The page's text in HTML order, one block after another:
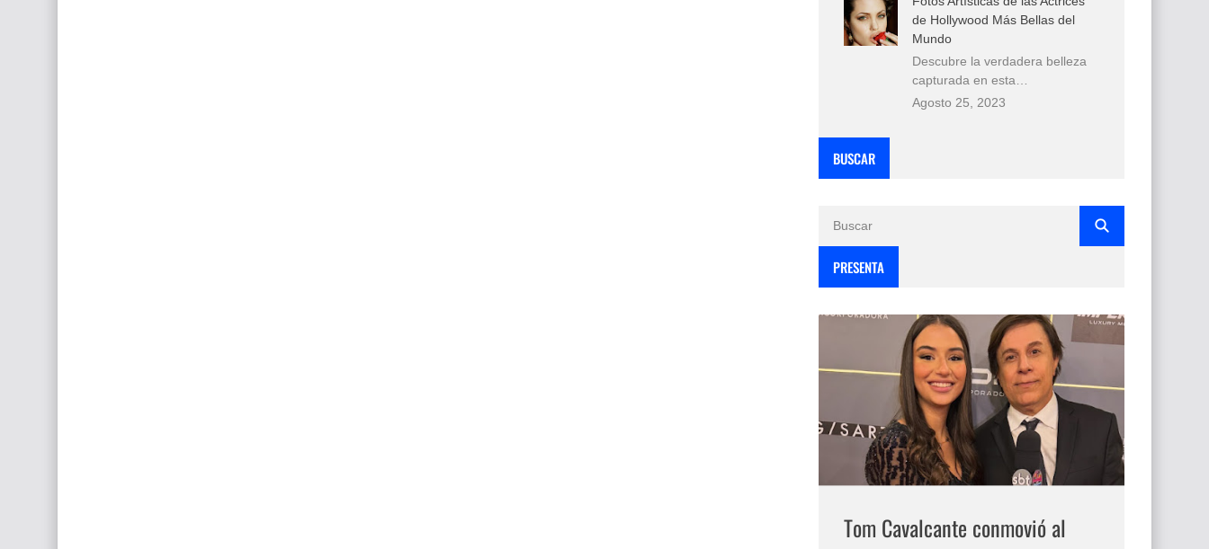
de Hollywood Más Bellas del
Mundo
Descubre la verdadera belleza
capturada en esta…
Agosto 25, 2023
BUSCAR
PRESENTA
Tom Cavalcante conmovió al